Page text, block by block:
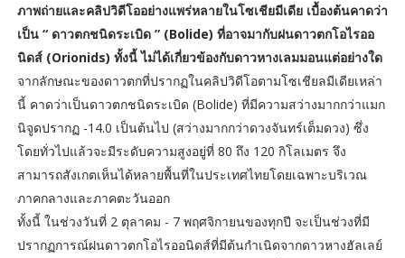
ภาพถ่ายและคลิปวิดีโออย่างแพร่หลายในโซเชียมีเดีย เบื้องต้นคาดว่า
เป็น “ ดาวตกชนิดระเบิด ” (Bolide) ที่อาจมากับฝนดาวตกโอไรออ
นิดส์ (Orionids) ทั้งนี้ ไม่ได้เกี่ยวข้องกับดาวหางเลมมอนแต่อย่างใด
จากลักษณะของดาวตกที่ปรากฏในคลิปวิดีโอตามโซเชียลมีเดียเหล่า
นี้ คาดว่าเป็นดาวตกชนิดระเบิด (Bolide) ที่มีความสว่างมากกว่าแมก
นิจูดปรากฏ -14.0 เป็นต้นไป (สว่างมากกว่าดวงจันทร์เต็มดวง) ซึ่ง
โดยทั่วไปแล้วจะมีระดับความสูงอยู่ที่ 80 ถึง 120 กิโลเมตร จึง
สามารถสังเกตเห็นได้หลายพื้นที่ในประเทศไทยโดยเฉพาะบริเวณ
ภาคกลางและภาคตะวันออก
ทั้งนี้ ในช่วงวันที่ 2 ตุลาคม - 7 พฤศจิกายนของทุกปี จะเป็นช่วงที่มี
ปรากฏการณ์ฝนดาวตกโอไรออนิดส์ที่มีต้นกำเนิดจากดาวหางฮัลเลย์